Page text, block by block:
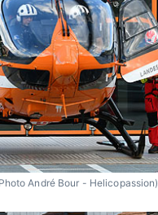
André Bour - Helicopassion)